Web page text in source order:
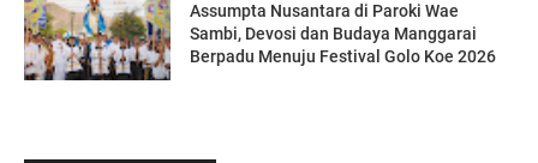
Assumpta Nusantara di Paroki Wae
Sambi, Devosi dan Budaya Manggarai
Berpadu Menuju Festival Golo Koe 2026